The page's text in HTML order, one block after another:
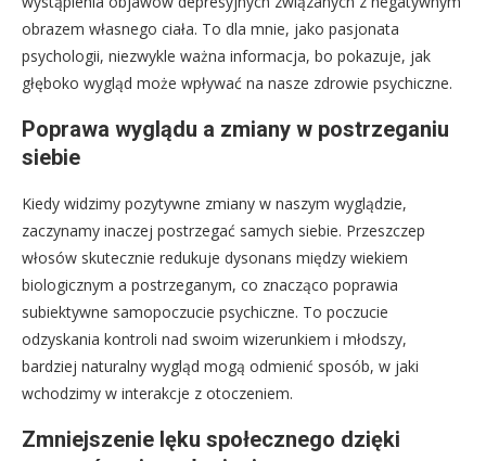
obrazem własnego ciała. To dla mnie, jako pasjonata
psychologii, niezwykle ważna informacja, bo pokazuje, jak
głęboko wygląd może wpływać na nasze zdrowie psychiczne.
Poprawa wyglądu a zmiany w postrzeganiu
siebie
Kiedy widzimy pozytywne zmiany w naszym wyglądzie,
zaczynamy inaczej postrzegać samych siebie. Przeszczep
włosów skutecznie redukuje dysonans między wiekiem
biologicznym a postrzeganym, co znacząco poprawia
subiektywne samopoczucie psychiczne. To poczucie
odzyskania kontroli nad swoim wizerunkiem i młodszy,
bardziej naturalny wygląd mogą odmienić sposób, w jaki
wchodzimy w interakcje z otoczeniem.
Zmniejszenie lęku społecznego dzięki